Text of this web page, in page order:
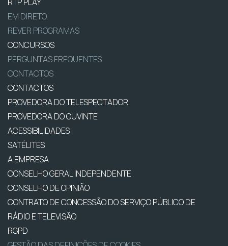
EM DIRETO
REVER PROGRAMAS
CONCURSOS
PERGUNTAS FREQUENTES
CONTACTOS
CONTACTOS
PROVEDORA DO TELESPECTADOR
PROVEDORA DO OUVINTE
ACESSIBILIDADES
SATÉLITES
A EMPRESA
CONSELHO GERAL INDEPENDENTE
CONSELHO DE OPINIÃO
CONTRATO DE CONCESSÃO DO SERVIÇO PÚBLICO DE
RÁDIO E TELEVISÃO
RGPD